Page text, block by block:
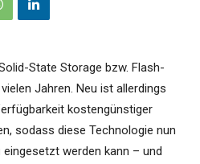
State Storage bzw. Flash-
Jahren. Neu ist allerdings
kostengünstiger
sodass diese Technologie nun
werden kann – und